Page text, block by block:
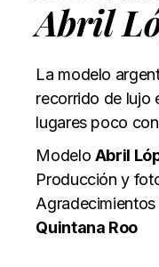
Abril
La modelo
recorrido de lujo
lugares poco
Modelo Abril
Producción y
Quintana Roo